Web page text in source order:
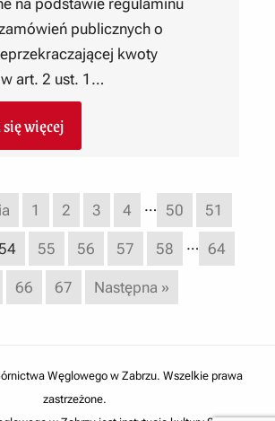
na podstawie regulaminu
publicznych o
kwoty
art. 2 ust. 1…
więcej
1 2 3 4 … 50 51
54 55 56 57 58 … 64
66 67 Następna »
Węglowego w Zabrzu. Wszelkie prawa
zastrzeżone.